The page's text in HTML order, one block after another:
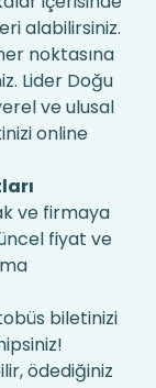
alabilirsiniz.
noktasına
Lider Doğu
ve ulusal
online
ve firmaya
fiyat ve
biletinizi
ödediğiniz